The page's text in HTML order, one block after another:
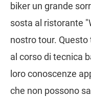
biker un grande
sosta al ristorante
nostro tour.
al corso di tecnica
loro conoscenze
che non possono